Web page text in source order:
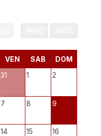
VEN SAB
DOM
31 1 2
7 8 9
14 15 16